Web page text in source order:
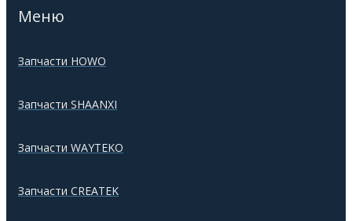
Меню
Запчасти HOWO
Запчасти SHAANXI
Запчасти WAYTEKO
Запчасти CREATEK